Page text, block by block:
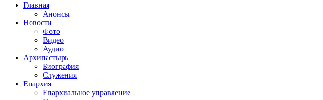
Главная
Анонсы
Новости
Фото
Видео
Аудио
Архипастырь
Биография
Служения
Епархия
Епархиальное управление